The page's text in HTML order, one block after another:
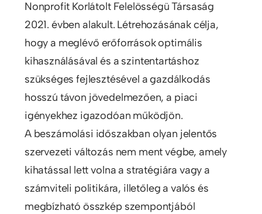
Nonprofit Korlátolt Felelösségü Társaság
2021. évben alakult. Létrehozásának célja,
hogy a meglévő erőforrások optimális
kihasználásával és a szintentartáshoz
szükséges fejlesztésével a gazdálkodás
hosszú távon jövedelmezően, a piaci
igényekhez igazodóan működjön.
A beszámolási időszakban olyan jelentős
szervezeti változás nem ment végbe, amely
kihatással lett volna a stratégiára vagy a
számviteli politikára, illetőleg a valós és
megbízható összkép szempontjából